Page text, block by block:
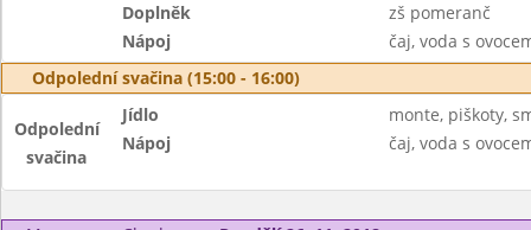
Doplněk
zš pomeranč
Nápoj
čaj, voda s
Odpolední svačina (15:00 - 16:00)
Odpolední
svačina
Jídlo
monte, piškoty,
Nápoj
čaj, voda s